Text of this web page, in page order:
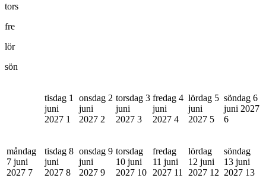
tors
fre
lör
sön
tisdag 1
juni
2027 1
onsdag 2
juni
2027 2
torsdag 3
juni
2027 3
fredag 4
juni
2027 4
lördag 5
juni
2027 5
söndag 6
juni 2027
6
måndag
7 juni
2027 7
tisdag 8
juni
2027 8
onsdag 9
juni
2027 9
torsdag
10 juni
2027 10
fredag
11 juni
2027 11
lördag
12 juni
2027 12
söndag
13 juni
2027 13